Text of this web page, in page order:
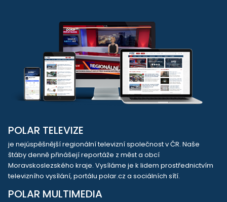
POLAR TELEVIZE
je nejúspěšnější regionální televizní společnost v ČR. Naše
štáby denně přinášejí reportáže z měst a obcí
Moravskoslezského kraje. Vysíláme je k lidem prostřednictvím
televizního vysílání, portálu polar.cz a sociálních sítí.
POLAR MULTIMEDIA